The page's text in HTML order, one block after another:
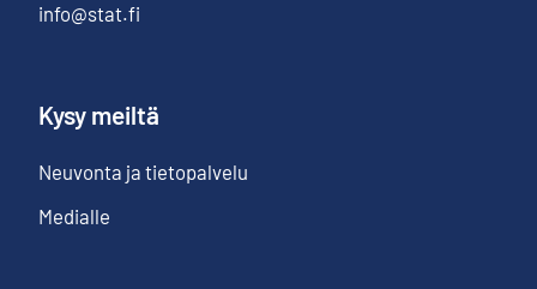
info@stat.fi
Kysy meiltä
Neuvonta ja tietopalvelu
Medialle